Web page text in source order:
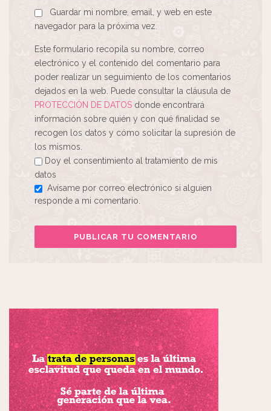
Guardar mi nombre, email, y web en este
navegador para la próxima vez.
Este formulario recopila su nombre, correo
electrónico y el contenido del comentario para
poder realizar un seguimiento de los comentarios
dejados en la web. Puede consultar la cláusula de
PROTECCIÓN DE DATOS donde encontrará
información sobre quién y con qué finalidad se
recogen los datos y cómo solicitar la supresión de
los mismos.
Doy el consentimiento al tratamiento de mis
datos
Avísame por correo electrónico si alguien
responde a mi comentario.